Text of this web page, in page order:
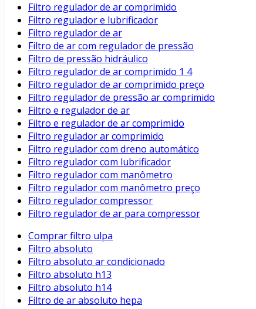
Filtro regulador de ar comprimido
Filtro regulador e lubrificador
Filtro regulador de ar
Filtro de ar com regulador de pressão
Filtro de pressão hidráulico
Filtro regulador de ar comprimido 1 4
Filtro regulador de ar comprimido preço
Filtro regulador de pressão ar comprimido
Filtro e regulador de ar
Filtro e regulador de ar comprimido
Filtro regulador ar comprimido
Filtro regulador com dreno automático
Filtro regulador com lubrificador
Filtro regulador com manômetro
Filtro regulador com manômetro preço
Filtro regulador compressor
Filtro regulador de ar para compressor
Comprar filtro ulpa
Filtro absoluto
Filtro absoluto ar condicionado
Filtro absoluto h13
Filtro absoluto h14
Filtro de ar absoluto hepa